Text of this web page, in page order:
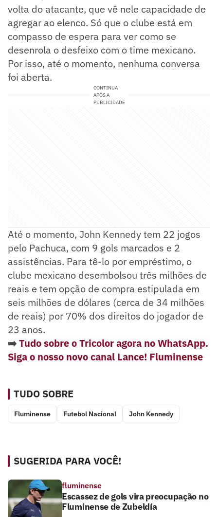
volta do atacante, que vê nele capacidade de
agregar ao elenco. Só que o clube está em
compasso de espera para ver como se
desenrola o desfeixo com o time mexicano.
Por isso, até o momento, nenhuma conversa
foi aberta.
CONTINUA
APÓS A
PUBLICIDADE
Até o momento, John Kennedy tem 22 jogos
pelo Pachuca, com 9 gols marcados e 2
assistências. Para tê-lo por empréstimo, o
clube mexicano desembolsou três milhões de
reais e tem opção de compra estipulada em
seis milhões de dólares (cerca de 34 milhões
de reais) por 70% dos direitos do jogador de
23 anos.
➡️Tudo sobre o Tricolor agora no WhatsApp.
Siga o nosso novo canal Lance! Fluminense
TUDO SOBRE
Fluminense Futebol Nacional John Kennedy
SUGERIDA PARA VOCÊ!
fluminense
Escassez de gols vira preocupação no
Fluminense de Zubeldía